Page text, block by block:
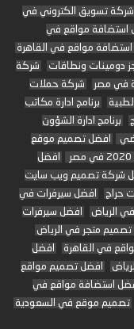
شركة تسويق الكتروني في
استضافة مواقع في
استضافة مواقع في القاهرة
دومينات ونطاقات
شركة
في مصر
شركة حملات
برنامج ادارة مكاتب
برنامج ادارة الشؤون
افضل تصميم موقع
افضل
شركة تصميم ويب سايت
حراج
افضل سيرفرات في
الرياض
افضل سيرفرات
تصميم متجر في الرياض
في القاهرة
افضل
افضل تصميم مواقع
استضافة مواقع في
تصميم موقع في السعودية